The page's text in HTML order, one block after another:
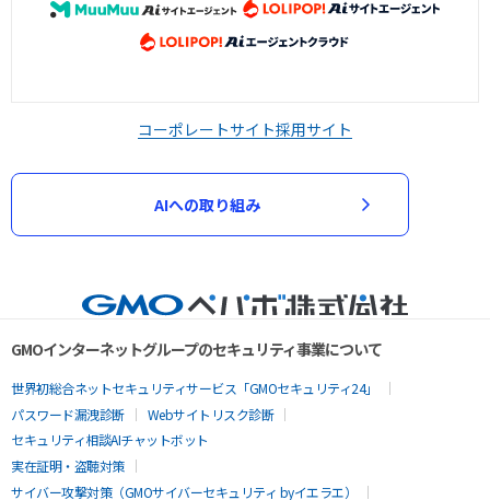
コーポレートサイト採用サイト
AIへの取り組み
GMOインターネットグループのセキュリティ事業について
世界初総合ネットセキュリティサービス「GMOセキュリティ24」
パスワード漏洩診断
Webサイトリスク診断
セキュリティ相談AIチャットボット
実在証明・盗聴対策
サイバー攻撃対策（GMOサイバーセキュリティ byイエラエ）